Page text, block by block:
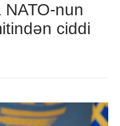
nun
ciddi